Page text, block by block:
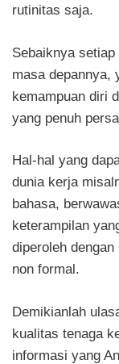
rutinitas saja.
Sebaiknya
masa depannya,
kemampuan diri
yang penuh
Hal-hal yang
dunia kerja
bahasa,
keterampilan
diperoleh
non formal.
Demikianlah
kualitas tenaga
informasi yang